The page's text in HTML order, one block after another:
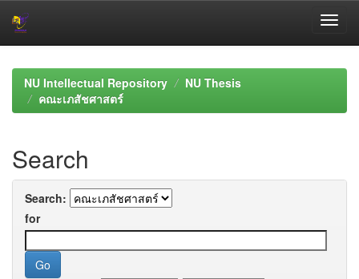
navigationNU Intellectual Repository
NU Thesis
คณะเภสัชศาสตร์
Search
Search:
for